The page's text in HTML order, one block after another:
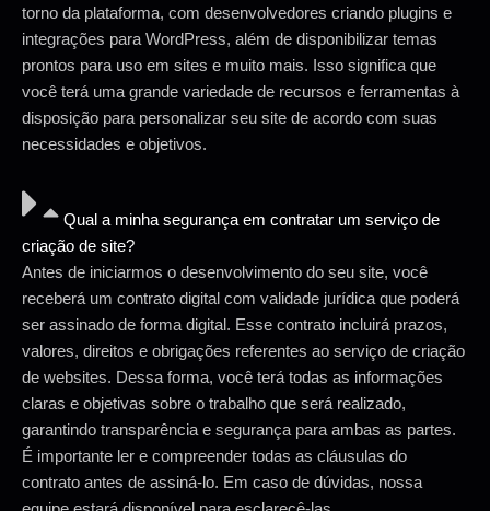
torno da plataforma, com desenvolvedores criando plugins e
integrações para WordPress, além de disponibilizar temas
prontos para uso em sites e muito mais. Isso significa que
você terá uma grande variedade de recursos e ferramentas à
disposição para personalizar seu site de acordo com suas
necessidades e objetivos.
Qual a minha segurança em contratar um serviço de
criação de site?
Antes de iniciarmos o desenvolvimento do seu site, você
receberá um contrato digital com validade jurídica que poderá
ser assinado de forma digital. Esse contrato incluirá prazos,
valores, direitos e obrigações referentes ao serviço de criação
de websites. Dessa forma, você terá todas as informações
claras e objetivas sobre o trabalho que será realizado,
garantindo transparência e segurança para ambas as partes.
É importante ler e compreender todas as cláusulas do
contrato antes de assiná-lo. Em caso de dúvidas, nossa